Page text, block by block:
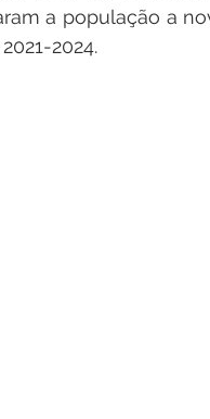
Emenda
a população a
2024.